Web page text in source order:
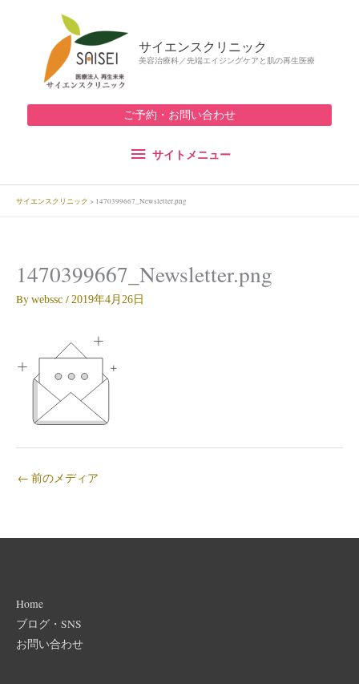
サイエンスクリニック
美容治療科／先端エイジングケアと肌の再生医療
サ
イ
メ
ニ
ュ
サイトメニュー
ご予約・お問い合わせ
サイエンスクリニック > 1470399667_Newsletter.png
1470399667_Newsletter.png
By webssc / 2019年4月26日
← 前のメディア
Home
ブログ・SNS
お問い合わせ